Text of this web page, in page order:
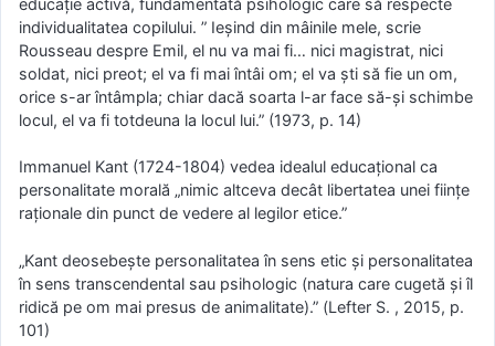
individualitatea copilului. ” Ieșind din mâinile mele, scrie
Rousseau despre Emil, el nu va mai fi… nici magistrat, nici
soldat, nici preot; el va fi mai întâi om; el va ști să fie un om,
orice s-ar întâmpla; chiar dacă soarta l-ar face să-și schimbe
locul, el va fi totdeuna la locul lui.” (1973, p. 14)
Immanuel Kant (1724-1804) vedea idealul educațional ca
personalitate morală „nimic altceva decât libertatea unei ființe
raționale din punct de vedere al legilor etice.”
„Kant deosebește personalitatea în sens etic și personalitatea
în sens transcendental sau psihologic (natura care cugetă și îl
ridică pe om mai presus de animalitate).” (Lefter S. , 2015, p.
101)